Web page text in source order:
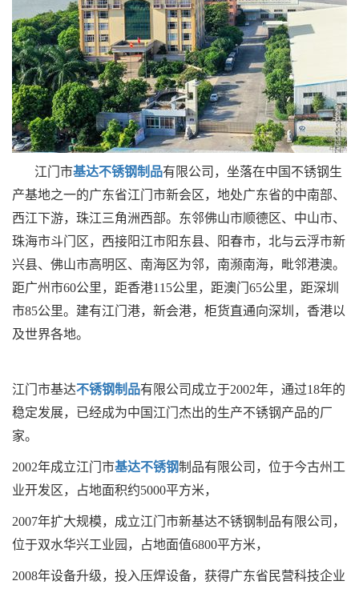
江门市基达不锈钢制品有限公司，坐落在中国不锈钢生
产基地之一的广东省江门市新会区，地处广东省的中南部、
西江下游，珠江三角洲西部。东邻佛山市顺德区、中山市、
珠海市斗门区，西接阳江市阳东县、阳春市，北与云浮市新
兴县、佛山市高明区、南海区为邻，南濒南海，毗邻港澳。
距广州市60公里，距香港115公里，距澳门65公里，距深圳
市85公里。建有江门港，新会港，柜货直通向深圳，香港以
及世界各地。
江门市基达不锈钢制品有限公司成立于2002年，通过18年的
稳定发展，已经成为中国江门杰出的生产不锈钢产品的厂
家。
2002年成立江门市基达不锈钢制品有限公司，位于今古州工
业开发区，占地面积约5000平方米，
2007年扩大规模，成立江门市新基达不锈钢制品有限公司，
位于双水华兴工业园，占地面值6800平方米，
2008年设备升级，投入压焊设备，获得广东省民营科技企业